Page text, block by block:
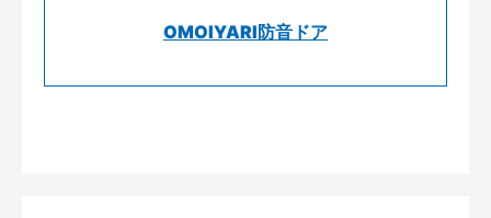
OMOIYARI防音ドア